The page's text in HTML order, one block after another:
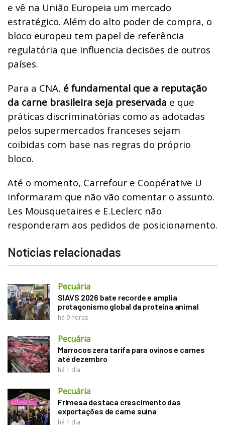
e vê na União Europeia um mercado
estratégico. Além do alto poder de compra, o
bloco europeu tem papel de referência
regulatória que influencia decisões de outros
países.
Para a CNA, é fundamental que a reputação
da carne brasileira seja preservada e que
práticas discriminatórias como as adotadas
pelos supermercados franceses sejam
coibidas com base nas regras do próprio
bloco.
Até o momento, Carrefour e Coopérative U
informaram que não vão comentar o assunto.
Les Mousquetaires e E.Leclerc não
responderam aos pedidos de posicionamento.
Notícias relacionadas
Pecuária
SIAVS 2026 bate recorde e amplia
protagonismo global da proteína animal
há 9 horas
Pecuária
Marrocos zera tarifa para ovinos e carnes
até dezembro
há 1 dia
Pecuária
Frimesa destaca crescimento das
exportações de carne suína
há 1 dia